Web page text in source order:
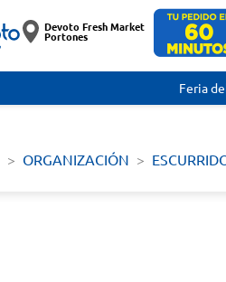
Devoto Fresh Market
Portones
Feria
ORGANIZACIÓN